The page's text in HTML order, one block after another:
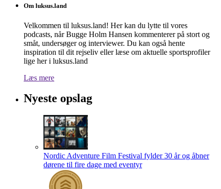
Om luksus.land
Velkommen til luksus.land! Her kan du lytte til vores
podcasts, når Bugge Holm Hansen kommenterer på stort og
småt, undersøger og interviewer. Du kan også hente
inspiration til dit rejseliv eller læse om aktuelle sportsprofiler
lige her i luksus.land
Læs mere
Nyeste opslag
Nordic Adventure Film Festival fylder 30 år og åbner
dørene til fire dage med eventyr